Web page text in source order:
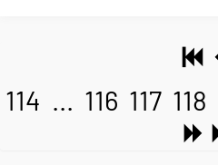
114 ... 116 117 118